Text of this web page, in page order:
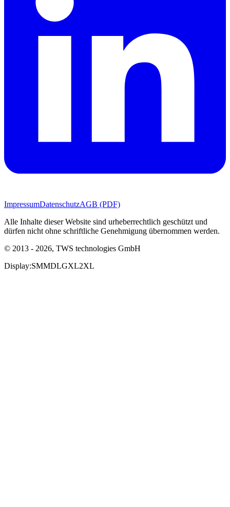
ImpressumDatenschutzAGB (PDF)
Alle Inhalte dieser Website sind urheberrechtlich geschützt und
dürfen nicht ohne schriftliche Genehmigung übernommen werden.
© 2013 - 2026, TWS technologies GmbH
Display:SMMDLGXL2XL